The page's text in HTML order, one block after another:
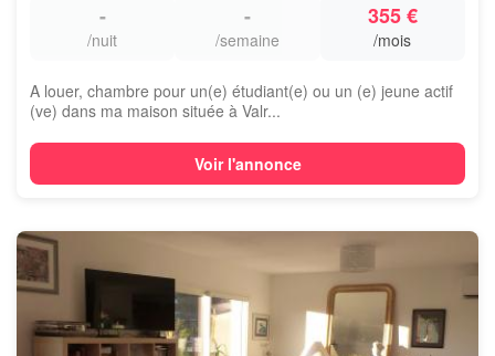
-
/nuit
-
/semaine
355 €
/mois
A louer, chambre pour un(e) étudiant(e) ou un (e) jeune actif
(ve) dans ma maison située à Valr...
Voir l'annonce